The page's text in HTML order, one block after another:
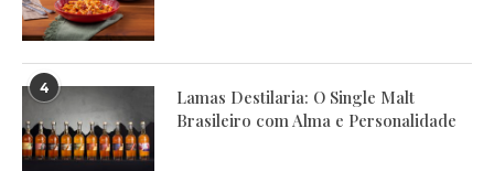
4
Lamas Destilaria: O Single Malt
Brasileiro com Alma e Personalidade